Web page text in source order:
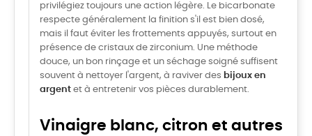
privilégiez toujours une action légère. Le bicarbonate
respecte généralement la finition s'il est bien dosé,
mais il faut éviter les frottements appuyés, surtout en
présence de cristaux de zirconium. Une méthode
douce, un bon rinçage et un séchage soigné suffisent
souvent à nettoyer l'argent, à raviver des bijoux en
argent et à entretenir vos pièces durablement.
Vinaigre blanc, citron et autres